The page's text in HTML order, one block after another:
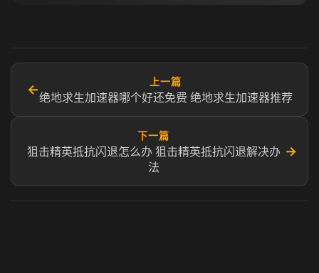
←
上一篇
绝地求生加速器哪个好还免费 绝地求生加速器推荐
下一篇
狙击精英抵抗闪退怎么办 狙击精英抵抗闪退解决办
法
→